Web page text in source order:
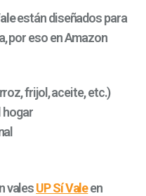
están diseñados para
por eso en Amazon
frijol, aceite, etc.)
hogar
valesUP Sí Valeen